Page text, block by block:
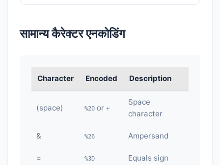
सामान्य कैरेक्टर एनकोडिंग
Character Encoded Description
(space) %20 or +
Space
character
& %26 Ampersand
= %3D Equals sign